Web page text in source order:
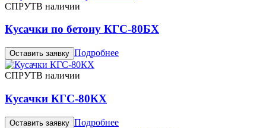
СПРУТВ наличии
Кусачки по бетону КГС-80БХ
Оставить заявку Подробнее
СПРУТВ наличии
Кусачки КГС-80КХ
Оставить заявку Подробнее